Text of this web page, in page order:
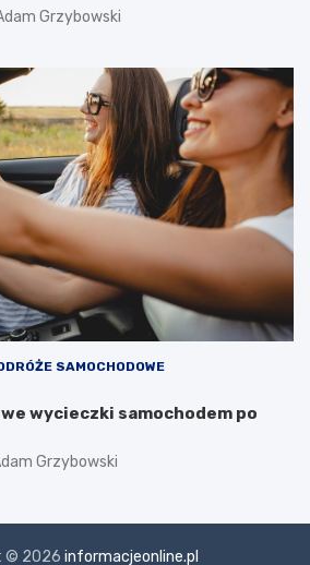
Grzybowski
SAMOCHODOWE
wycieczki samochodem po
Grzybowski
© 2026 informacjeonline.pl